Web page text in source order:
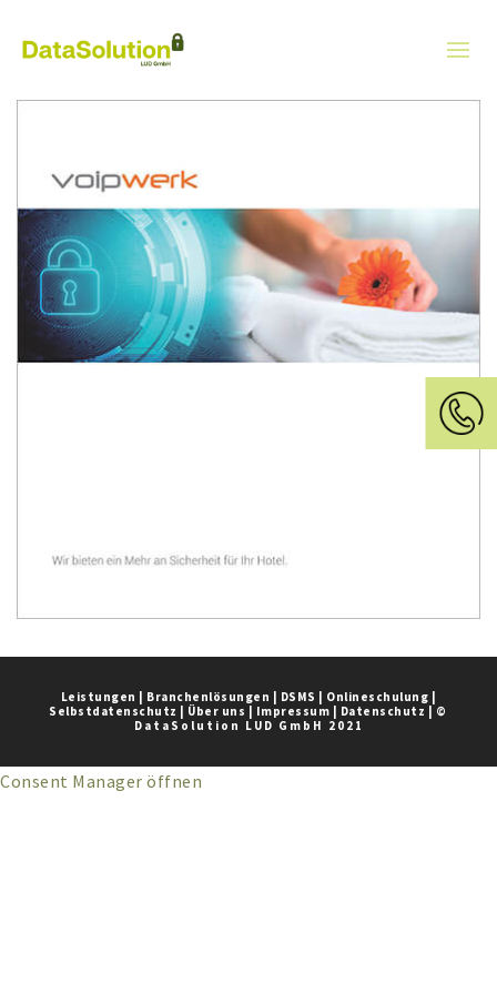
Leistungen | Branchenlösungen | DSMS | Onlineschulung |
Selbstdatenschutz | Über uns | Impressum | Datenschutz | ©
DataSolution LUD GmbH 2021
Consent Manager öffnen